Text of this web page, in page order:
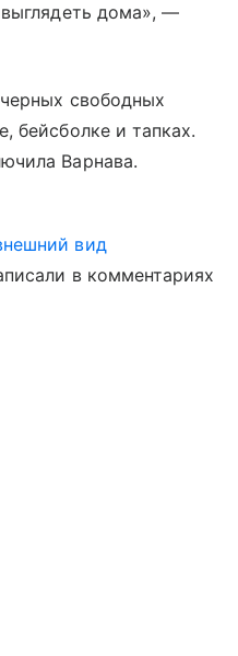
дома», —
свободных
бейсболке и тапках.
Варнава.
вид
в комментариях